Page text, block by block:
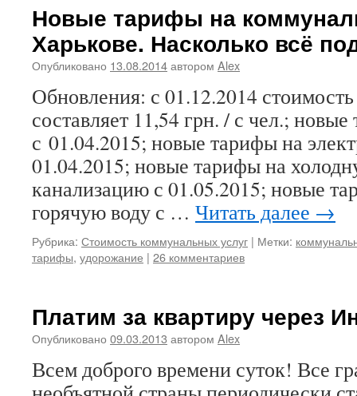
Новые тарифы на
Харькове. Насколько всё
Опубликовано 13.08.2014автором Alex
Обновления: с 01.12.2014
составляет 11,54 грн. / с чел.;
с 01.04.2015; новые тарифы на
01.04.2015; новые тарифы на
канализацию с 01.05.2015; новые
горячую воду с … Читать далее →
Рубрика: Стоимость коммунальных услуг | Метки:
тарифы, удорожание | 26 комментариев
Платим за квартиру через
Опубликовано 09.03.2013 автором Alex
Всем доброго времени суток! Все